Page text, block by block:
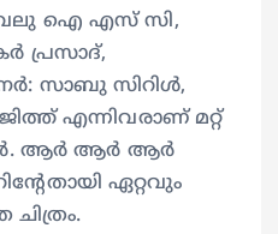
ഐ എസ് സി,
പ്രസാദ്,
സാബു സിറിൾ,
എന്നിവരാണ് മറ്റ്
ആര്‍ ആര്‍ ആര്‍
ഏറ്റവും